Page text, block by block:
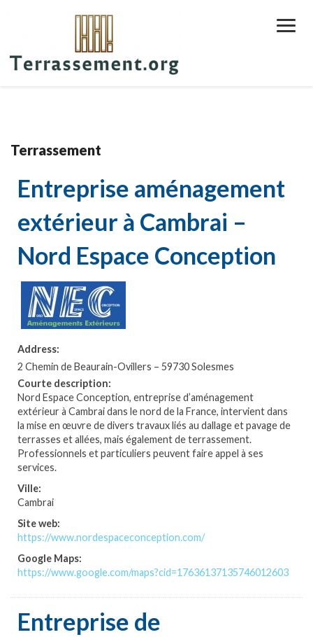
Terrassement
Entreprise aménagement
extérieur à Cambrai –
Nord Espace Conception
Address:
2 Chemin de Beaurain-Ovillers – 59730 Solesmes
Courte description:
Nord Espace Conception, entreprise d’aménagement
extérieur à Cambrai dans le nord de la France, intervient dans
la mise en œuvre de divers travaux liés au dallage et pavage de
terrasses et allées, mais également de terrassement.
Professionnels et particuliers peuvent faire appel à ses
services.
Ville:
Cambrai
Site web:
https://www.nordespaceconception.com/
Google Maps:
https://www.google.com/maps?cid=17636137135746012603
Entreprise de